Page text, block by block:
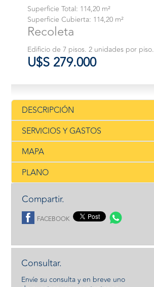
Superficie Total: 114,20 m²
Superficie Cubierta: 114,20 m²
Recoleta
Edificio de 7 pisos. 2 unidades por piso.
U$S 279.000
DESCRIPCIÓN
SERVICIOS Y GASTOS
MAPA
PLANO
Compartir.
FACEBOOK
Consultar.
Envíe su consulta y en breve uno